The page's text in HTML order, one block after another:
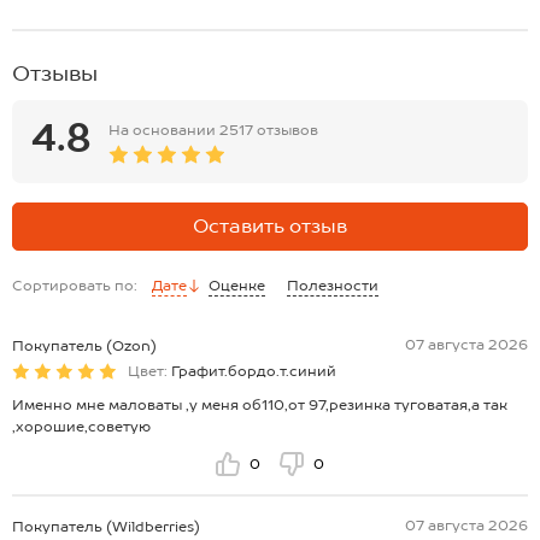
Отзывы
4.8 На основании 2517 отзывов
Оставить отзыв
Сортировать по: Дате Оценке Полезности
Покупатель (Ozon)
07 августа 2026
Цвет: Графит.бордо.т.синий
Именно мне маловаты ,у меня об110,от 97,резинка туговатая,а так
,хорошие,советую
0 0
Покупатель (Wildberries) 07 августа 2026